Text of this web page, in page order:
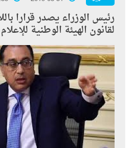
رئيس الوزراء يصدر قرارا
لقانون الهيئة الوطنية للإعلام